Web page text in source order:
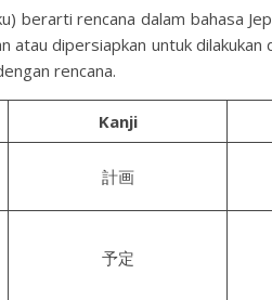
berarti rencana dalam bahasa
atau dipersiapkan untuk
rencana.
Kanji
計画
予定